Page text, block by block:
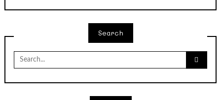
Search
Search
for: